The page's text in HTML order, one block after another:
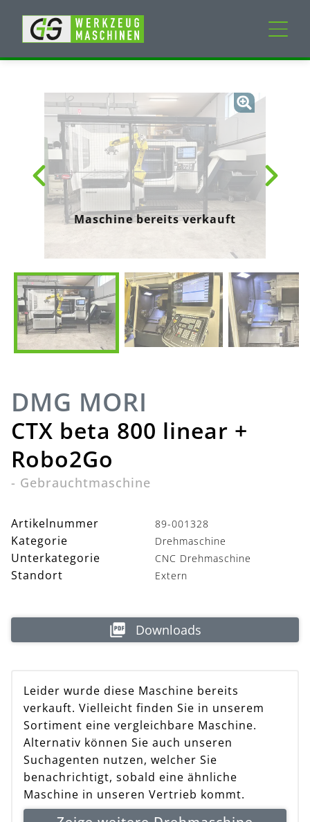
Neumaschinen
Gebrauchtmaschinen
Dienstleistungen
Unternehmen
Maschine bereits verkauft
DMG MORI
CTX beta 800 linear +
Robo2Go
- Gebrauchtmaschine
Artikelnummer 89-001328
Kategorie Drehmaschine
Unterkategorie CNC Drehmaschine
Standort Extern
Downloads
Leider wurde diese Maschine bereits
verkauft. Vielleicht finden Sie in unserem
Sortiment eine vergleichbare Maschine.
Alternativ können Sie auch unseren
Suchagenten nutzen, welcher Sie
benachrichtigt, sobald eine ähnliche
Maschine in unseren Vertrieb kommt.